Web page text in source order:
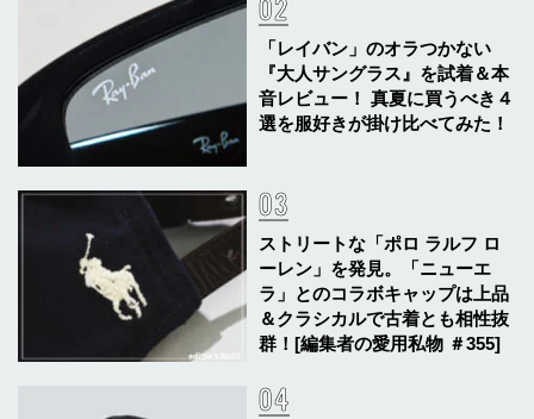
「レイバン」のオラつかない
『大人サングラス』を試着＆本
音レビュー！ 真夏に買うべき４
選を服好きが掛け比べてみた！
ストリートな「ポロ ラルフ ロ
ーレン」を発見。「ニューエ
ラ」とのコラボキャップは上品
＆クラシカルで古着とも相性抜
群！[編集者の愛用私物 ＃355]